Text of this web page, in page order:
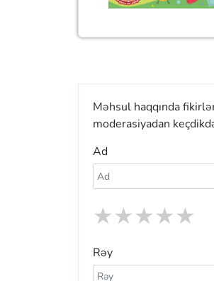
Məhsul haqqında
moderasiyadan
Ad
★
★
★
★
★
Rəy